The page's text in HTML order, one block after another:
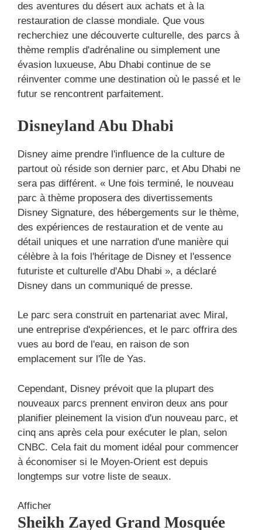
des aventures du désert aux achats et à la
restauration de classe mondiale. Que vous
recherchiez une découverte culturelle, des parcs à
thème remplis d'adrénaline ou simplement une
évasion luxueuse, Abu Dhabi continue de se
réinventer comme une destination où le passé et le
futur se rencontrent parfaitement.
Disneyland Abu Dhabi
Disney aime prendre l'influence de la culture de
partout où réside son dernier parc, et Abu Dhabi ne
sera pas différent. « Une fois terminé, le nouveau
parc à thème proposera des divertissements
Disney Signature, des hébergements sur le thème,
des expériences de restauration et de vente au
détail uniques et une narration d'une manière qui
célèbre à la fois l'héritage de Disney et l'essence
futuriste et culturelle d'Abu Dhabi », a déclaré
Disney dans un communiqué de presse.
Le parc sera construit en partenariat avec Miral,
une entreprise d'expériences, et le parc offrira des
vues au bord de l'eau, en raison de son
emplacement sur l'île de Yas.
Cependant, Disney prévoit que la plupart des
nouveaux parcs prennent environ deux ans pour
planifier pleinement la vision d'un nouveau parc, et
cinq ans après cela pour exécuter le plan, selon
CNBC. Cela fait du moment idéal pour commencer
à économiser si le Moyen-Orient est depuis
longtemps sur votre liste de seaux.
Afficher
Sheikh Zayed Grand Mosquée